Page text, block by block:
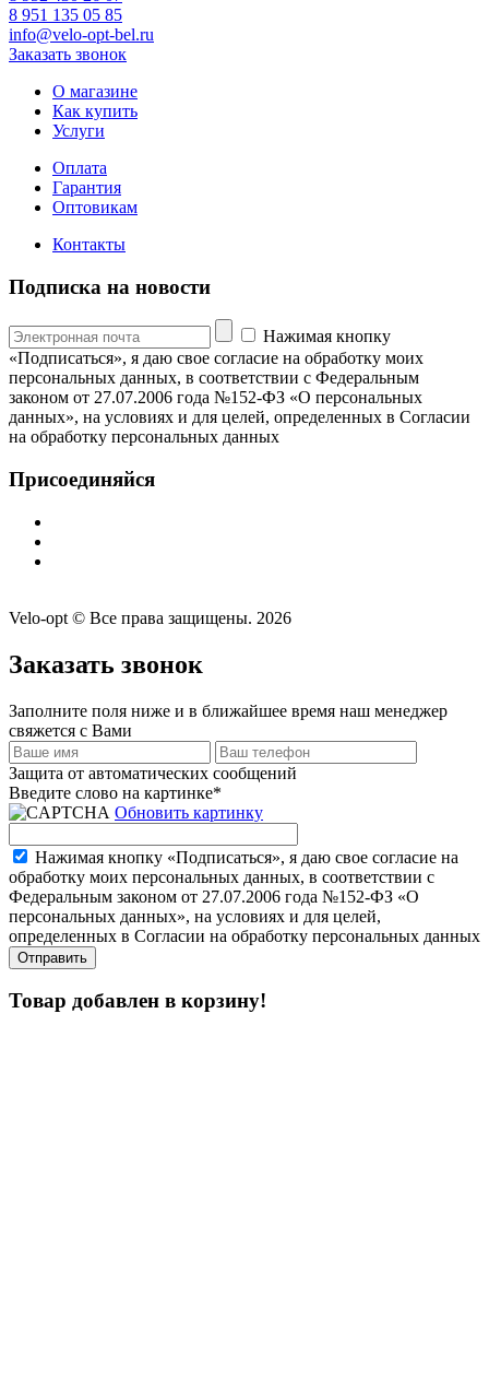
8 951 135 05 85
info@velo-opt-bel.ru
Заказать звонок
О магазине
Как купить
Услуги
Оплата
Гарантия
Оптовикам
Контакты
Подписка на новости
Нажимая кнопку
«Подписаться», я даю свое согласие на обработку моих
персональных данных, в соответствии с Федеральным
законом от 27.07.2006 года №152-ФЗ «О персональных
данных», на условиях и для целей, определенных в Согласии
на обработку персональных данных
Присоединяйся
Velo-opt © Все права защищены. 2026
Заказать звонок
Заполните поля ниже и в ближайшее время наш менеджер
свяжется с Вами
Защита от автоматических сообщений
Введите слово на картинке*
Обновить картинку
Нажимая кнопку «Подписаться», я даю свое согласие на
обработку моих персональных данных, в соответствии с
Федеральным законом от 27.07.2006 года №152-ФЗ «О
персональных данных», на условиях и для целей,
определенных в Согласии на обработку персональных данных
Товар добавлен в корзину!